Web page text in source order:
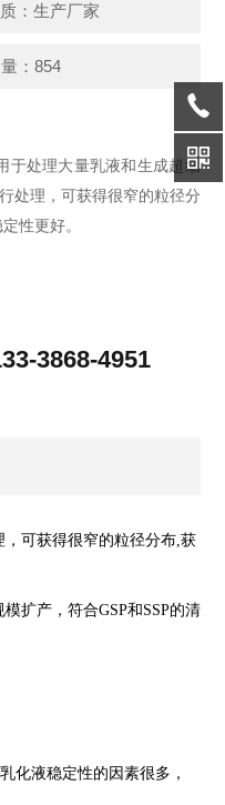
：生产厂家
：854
于处理大量乳液和生成超细
处理，可获得很窄的粒径分
性更好。
3868-4951
可获得很窄的粒径分布,获
扩产，符合GSP和SSP的清
化液稳定性的因素很多，